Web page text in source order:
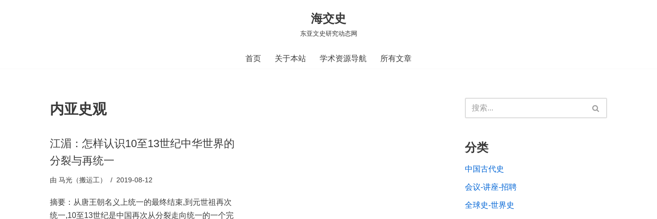
海交史
东亚文史研究动态网
首页 关于本站 学术资源导航 所有文章
内亚史观
江湄：怎样认识10至13世纪中华世界的
分裂与再统一
由 马光（搬运工） 2019-08-12
摘要：从唐王朝名义上统一的最终结束,到元世祖再次
统一,10至13世纪是中国再次从分裂走向统一的一个完
分类
中国古代史
会议-讲座-招聘
全球史-世界史